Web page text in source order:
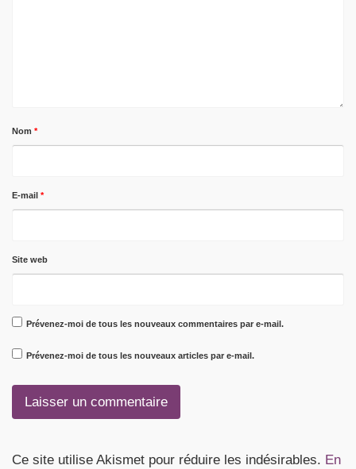
Nom *
E-mail *
Site web
Prévenez-moi de tous les nouveaux commentaires par e-mail.
Prévenez-moi de tous les nouveaux articles par e-mail.
Ce site utilise Akismet pour réduire les indésirables. En